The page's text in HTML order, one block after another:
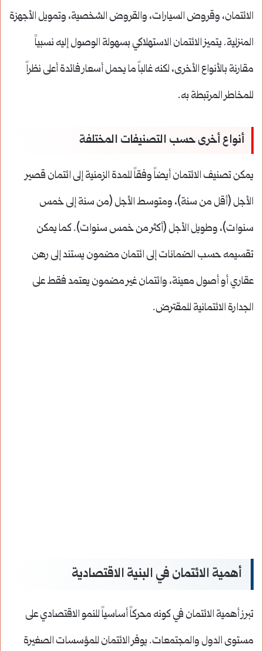
الائتمان، وقروض السيارات، والقروض الشخصية، وتمويل الأجهزة
المنزلية. يتميز الائتمان الاستهلاكي بسهولة الوصول إليه نسبياً
مقارنة بالأنواع الأخرى، لكنه غالباً ما يحمل أسعار فائدة أعلى نظراً
للمخاطر المرتبطة به.
أنواع أخرى حسب التصنيفات المختلفة
يمكن تصنيف الائتمان أيضاً وفقاً للمدة الزمنية إلى ائتمان قصير
الأجل (أقل من سنة)، ومتوسط الأجل (من سنة إلى خمس
سنوات)، وطويل الأجل (أكثر من خمس سنوات). كما يمكن
تقسيمه حسب الضمانات إلى ائتمان مضمون يستند إلى رهن
عقاري أو أصول معينة، وائتمان غير مضمون يعتمد فقط على
الجدارة الائتمانية للمقترض.
أهمية الائتمان في البنية الاقتصادية
تبرز أهمية الائتمان في كونه محركاً أساسياً للنمو الاقتصادي على
مستوى الدول والمجتمعات. يوفر الائتمان للمؤسسات الصغيرة